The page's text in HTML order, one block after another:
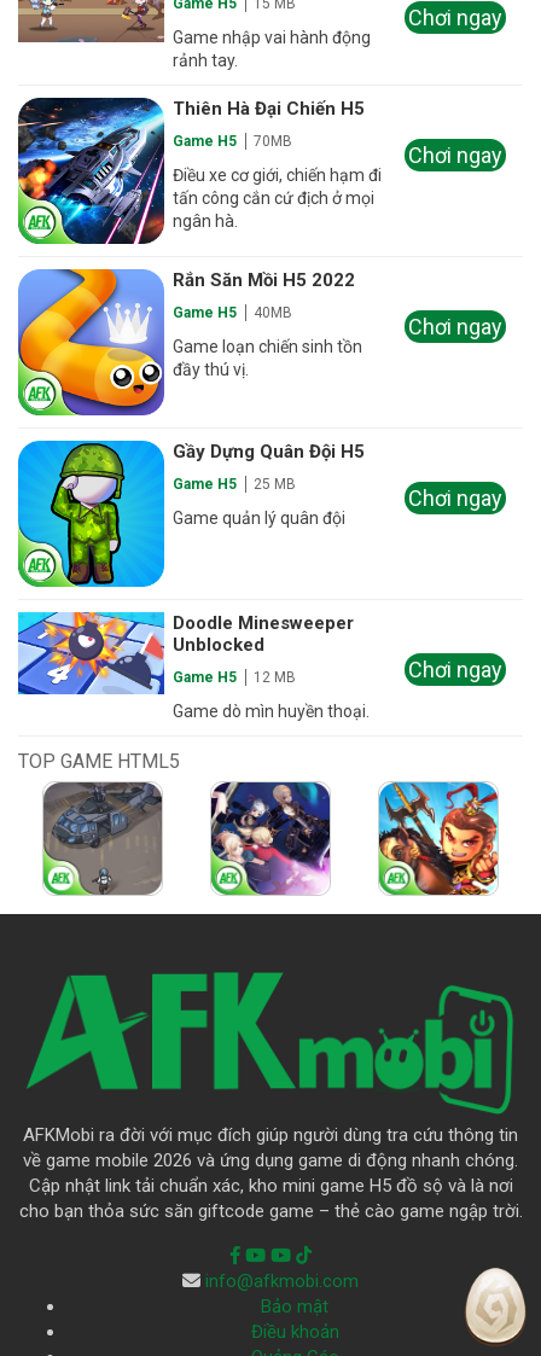
Game nhập vai hành động
rảnh tay.
Chơi ngay
Thiên Hà Đại Chiến H5
Game H5 70MB
Điều xe cơ giới, chiến hạm đi
tấn công cắn cứ địch ở mọi
ngân hà.
Chơi ngay
Rắn Săn Mồi H5 2022
Game H5 40MB
Game loạn chiến sinh tồn
đầy thú vị.
Chơi ngay
Gầy Dựng Quân Đội H5
Game H5 25 MB
Game quản lý quân đội
Chơi ngay
Doodle Minesweeper
Unblocked
Game H5 12 MB
Game dò mìn huyền thoại.
Chơi ngay
TOP GAME HTML5
AFKMobi ra đời với mục đích giúp người dùng tra cứu thông tin
về game mobile 2026 và ứng dụng game di động nhanh chóng.
Cập nhật link tải chuẩn xác, kho mini game H5 đồ sộ và là nơi
cho bạn thỏa sức săn giftcode game – thẻ cào game ngập trời.
info@afkmobi.com
Bảo mật
Điều khoản